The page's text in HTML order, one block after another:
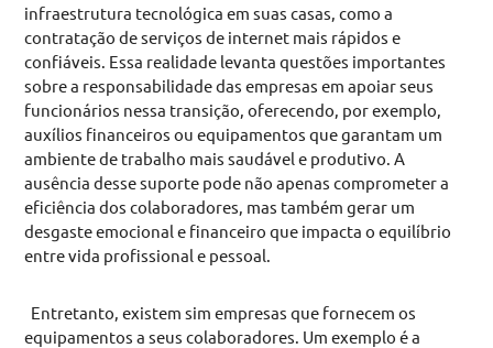
infraestrutura tecnológica em suas casas, como a
contratação de serviços de internet mais rápidos e
confiáveis. Essa realidade levanta questões importantes
sobre a responsabilidade das empresas em apoiar seus
funcionários nessa transição, oferecendo, por exemplo,
auxílios financeiros ou equipamentos que garantam um
ambiente de trabalho mais saudável e produtivo. A
ausência desse suporte pode não apenas comprometer a
eficiência dos colaboradores, mas também gerar um
desgaste emocional e financeiro que impacta o equilíbrio
entre vida profissional e pessoal.
Entretanto, existem sim empresas que fornecem os
equipamentos a seus colaboradores. Um exemplo é a